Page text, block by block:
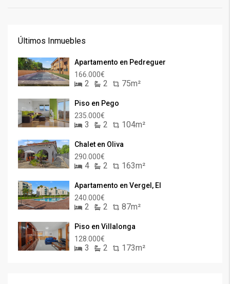
Últimos Inmuebles
Apartamento en Pedreguer
166.000€
2 2 75m²
Piso en Pego
235.000€
3 2 104m²
Chalet en Oliva
290.000€
4 2 163m²
Apartamento en Vergel, El
240.000€
2 2 87m²
Piso en Villalonga
128.000€
3 2 173m²